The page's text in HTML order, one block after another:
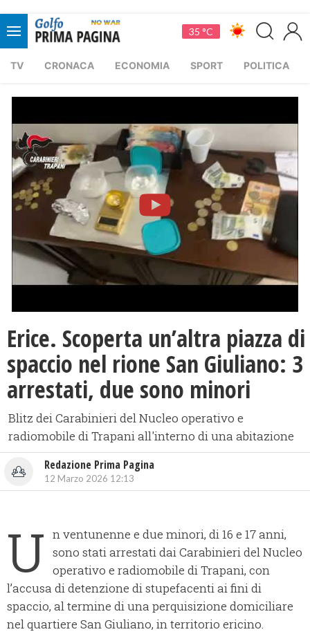
35 °C
TV CRONACA ECONOMIA SPORT POLITICA
​Erice. Scoperta un’altra piazza di
spaccio nel rione San Giuliano: 3
arrestati, due sono minori
Blitz dei Carabinieri del Nucleo operativo e
radiomobile di Trapani all'interno di una abitazione
Redazione Prima Pagina
12 Marzo 2026 12:13
U n ventunenne e due minori, di 16 e 17 anni,
sono stati arrestati dai Carabinieri del Nucleo
operativo e radiomobile di Trapani, con
l’accusa di detenzione di stupefacenti ai fini di
spaccio, al termine di una perquisizione domiciliare
nel quartiere San Giuliano, in territorio ericino.